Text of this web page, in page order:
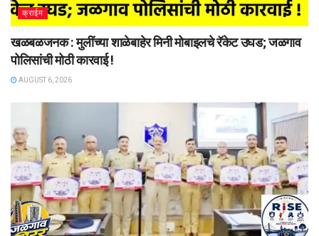
क्राईम
खळबळजनक : मुलींच्या शाळेबाहेर मिनी मोबाइलचे रॅकेट उघड; जळगाव
पोलिसांची मोठी कारवाई !
AUGUST 6, 2026